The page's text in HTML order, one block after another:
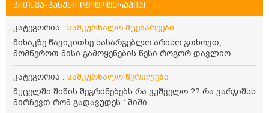
კითხვა-პასუხი (ფიტოტერაპია)
კატეგორია : სამკურნალო მცენარეები
მიხაკზე წავიკითხე სასარგებლო არისო.გთხოვთ,
მომწეროთ მისი გამოყენების წესი.როგორ დავლიო
მიხაკის ჩაი. ასევე მაინტერესებს ლეიკოციტები მაქვს
ოდნავ დაბალი და წავიკითხე ლეიკოციტების დონეს
კატეგორია : სამკურნალო წერილები
მუცელში შიშის შეგრძნებებს რა ვუშველო ?? რა ვარჯიშსს
მირჩევთ რომ გადავუდეს : შიში